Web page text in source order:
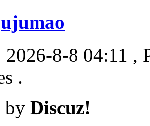
8-8 04:11 ,
.
by Discuz!